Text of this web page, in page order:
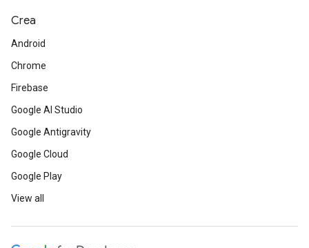
Crea
Android
Chrome
Firebase
Google AI Studio
Google Antigravity
Google Cloud
Google Play
View all